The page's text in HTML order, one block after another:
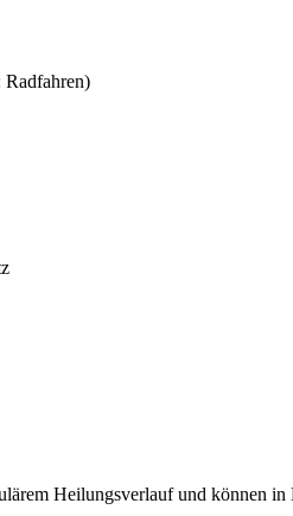
Radfahren)
Heilungsverlauf und können in